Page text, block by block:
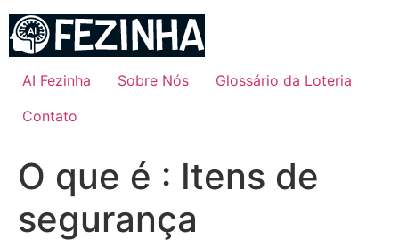
para
conteúdo
AI Fezinha Sobre Nós
Glossário da Loteria
Contato
O que é : Itens de
segurança